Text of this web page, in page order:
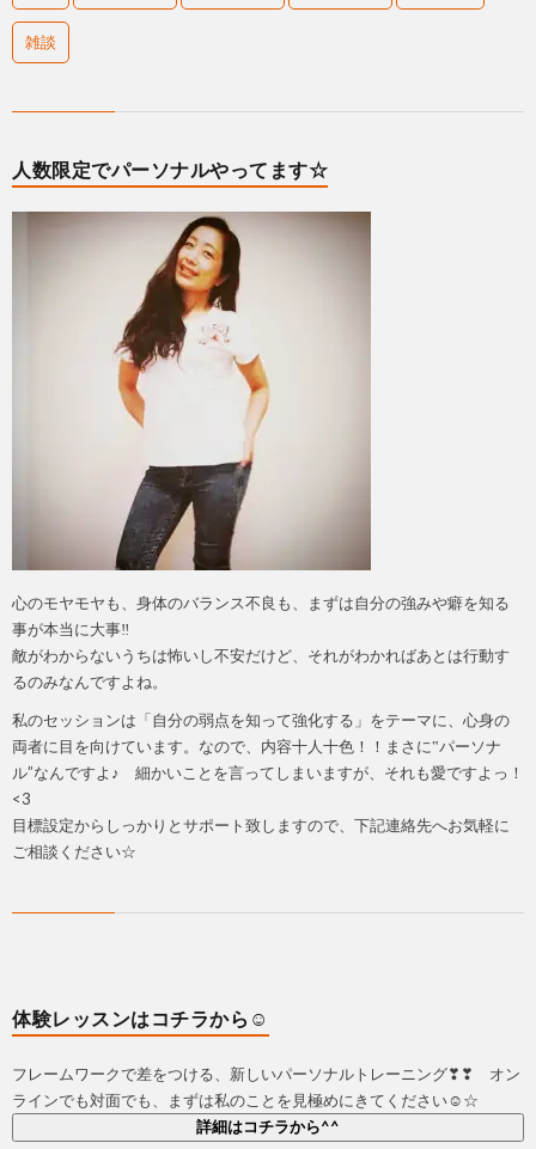
雑談
人数限定でパーソナルやってます☆
心のモヤモヤも、身体のバランス不良も、まずは自分の強みや癖を知る
事が本当に大事‼
敵がわからないうちは怖いし不安だけど、それがわかればあとは行動す
るのみなんですよね。
私のセッションは「自分の弱点を知って強化する」をテーマに、心身の
両者に目を向けています。なので、内容十人十色！！まさに‟パーソナ
ル”なんですよ♪ 細かいことを言ってしまいますが、それも愛ですよっ！
<3
目標設定からしっかりとサポート致しますので、下記連絡先へお気軽に
ご相談ください☆
体験レッスンはコチラから☺
フレームワークで差をつける、新しいパーソナルトレーニング❣❣ オン
ラインでも対面でも、まずは私のことを見極めにきてください☺☆
詳細はコチラから^^